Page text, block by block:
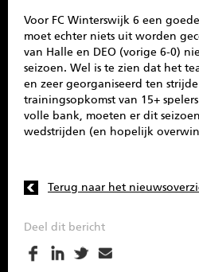
Voor FC Winterswijk 6 een
moet echter niets uit worden
van Halle en DEO (vorige 6-0)
seizoen. Wel is te zien dat het
en zeer georganiseerd ten
trainingsopkomst van 15+
volle bank, moeten er dit
wedstrijden (en hopelijk
Terug naar het
Deel dit bericht